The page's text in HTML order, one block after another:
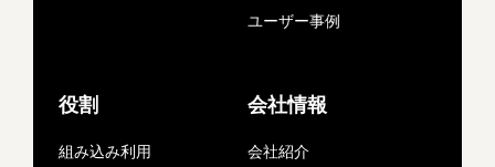
ユーザー事例
役割
組み込み利用
会社情報
会社紹介